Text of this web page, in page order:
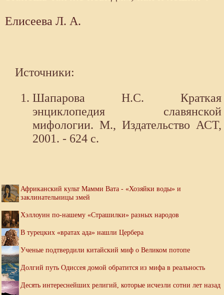
Елисеева Л. А.
Источники:
Шапарова Н.С. Краткая
энциклопедия славянской
мифологии. М., Издательство АСТ,
2001. - 624 с.
Африканский культ Мамми Вата - «Хозяйки воды» и
заклинательницы змей
Хэллоуин по-нашему «Страшилки» разных народов
В турецких «вратах ада» нашли Цербера
Ученые подтвердили китайский миф о Великом потопе
Долгий путь Одиссея домой обратится из мифа в реальность
Десять интереснейших религий, которые исчезли сотни лет назад